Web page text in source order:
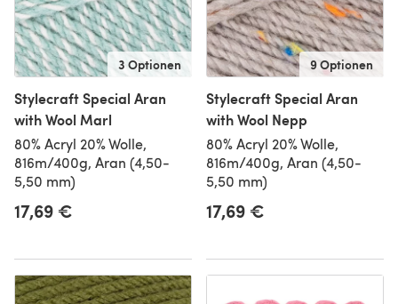
3 Optionen
Stylecraft Special Aran
with Wool Marl
80% Acryl 20% Wolle,
816m/400g, Aran (4,50-
5,50 mm)
17,69 €
9 Optionen
Stylecraft Special Aran
with Wool Nepp
80% Acryl 20% Wolle,
816m/400g, Aran (4,50-
5,50 mm)
17,69 €